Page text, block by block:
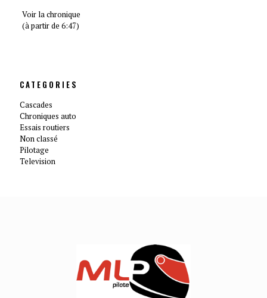
Voir la chronique
(à partir de 6:47)
CATEGORIES
Cascades
Chroniques auto
Essais routiers
Non classé
Pilotage
Television